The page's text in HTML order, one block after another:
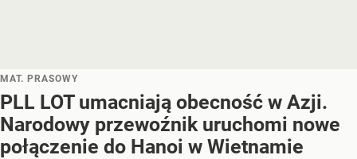
MAT. PRASOWY
PLL LOT umacniają obecność w Azji.
Narodowy przewoźnik uruchomi nowe
połączenie do Hanoi w Wietnamie